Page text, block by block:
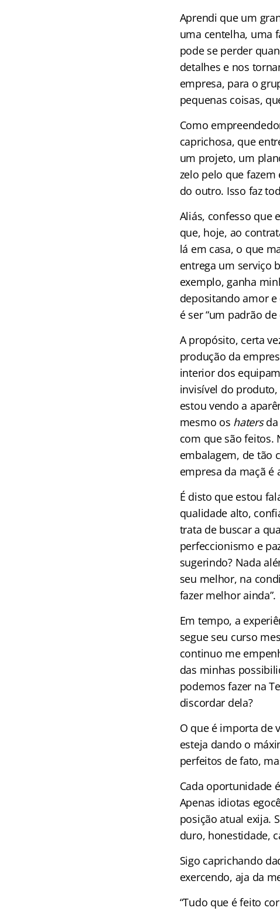
Aprendi que um
uma centelha, uma
pode se perder
detalhes e nos
empresa, para o
pequenas coisas,
Como
caprichosa, que
um projeto, um
zelo pelo que
do outro. Isso faz
Aliás, confesso que
que, hoje, ao
lá em casa, o que
entrega um serviço
exemplo, ganha
depositando amor e
é ser “um padrão de
A propósito, certa
produção da
interior dos
invisível do produto,
estou vendo a
mesmo os haters
com que são feitos.
embalagem, de tão
empresa da maçã
É disto que estou
qualidade alto,
trata de buscar a
perfeccionismo e
sugerindo? Nada
seu melhor, na
fazer melhor ainda”.
Em tempo, a
segue seu curso
continuo me
das minhas
podemos fazer na
discordar dela?
O que é importa de
esteja dando o
perfeitos de fato,
Cada oportunidade
Apenas idiotas
posição atual exija.
duro, honestidade,
Sigo caprichando
exercendo, aja da
“Tudo que é feito